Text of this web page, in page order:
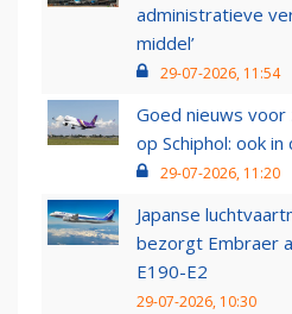
administratieve
middel’
29-07-2026, 11:54
Goed nieuws
op Schiphol: ook
29-07-2026, 11:20
Japanse
bezorgt Embraer
E190-E2
29-07-2026, 10:30